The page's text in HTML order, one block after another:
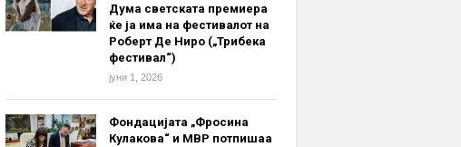
Дума светската премиера
ќе ја има на фестивалот на
Роберт Де Ниро („Трибека
фестивал“)
јуни 1, 2026
Фондацијата „Фросина
Кулакова“ и МВР потпишаа